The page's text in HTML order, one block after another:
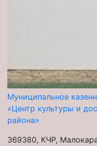
Муниципальное
«Центр культуры и
района»
369380, КЧР,